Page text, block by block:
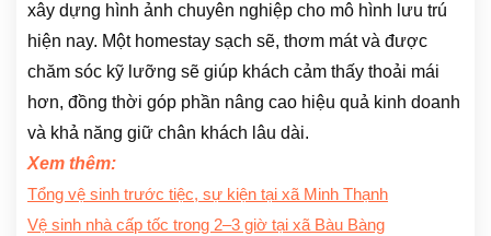
xây dựng hình ảnh chuyên nghiệp cho mô hình lưu trú
hiện nay. Một homestay sạch sẽ, thơm mát và được
chăm sóc kỹ lưỡng sẽ giúp khách cảm thấy thoải mái
hơn, đồng thời góp phần nâng cao hiệu quả kinh doanh
và khả năng giữ chân khách lâu dài.
Xem thêm:
Tổng vệ sinh trước tiệc, sự kiện tại xã Minh Thạnh
Vệ sinh nhà cấp tốc trong 2–3 giờ tại xã Bàu Bàng